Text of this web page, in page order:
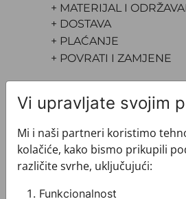
+ MATERIJAL I
+ DOSTAVA
+ PLAĆANJE
+ POVRATI I ZAMJENE
Pogledajte i
Vi upravljate svojim
Mi i naši partneri koristimo
kolačiće, kako bismo prikupili
različite svrhe, uključujući:
Funkcionalnost